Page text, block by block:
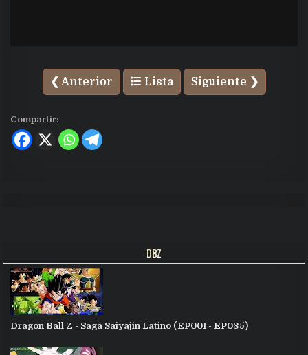
❮ Anterior Lista Siguiente ❯
Compartir:
DBZ
Dragon Ball Z - Saga Saiyajin Latino (EP001 - EP035)